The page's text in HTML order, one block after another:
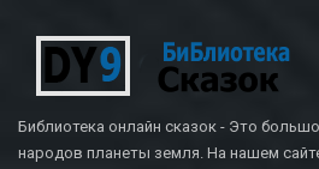
Библиотека онлайн сказок - Это
народов планеты земля. На нашем